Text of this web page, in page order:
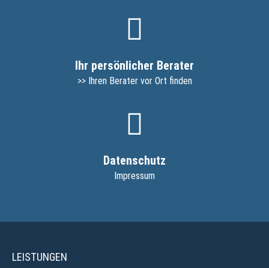
Ihr persönlicher Berater
>> Ihren Berater vor Ort finden
Datenschutz
Impressum
LEISTUNGEN